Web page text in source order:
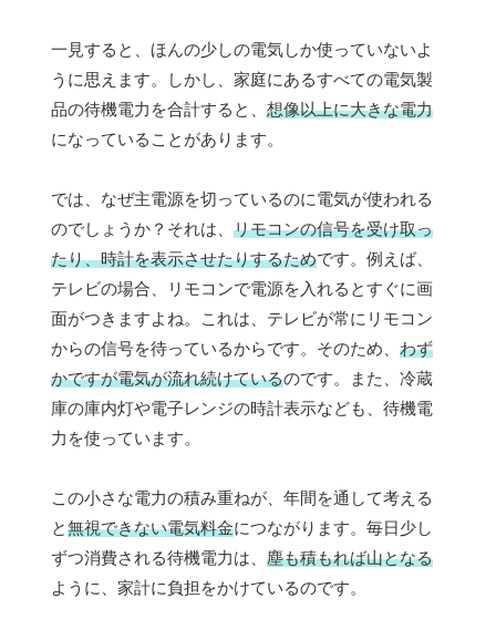
一見すると、ほんの少しの電気しか使っていないよ
うに思えます。しかし、家庭にあるすべての電気製
品の待機電力を合計すると、 想像以上に大きな電力
になっていることがあります。
では、なぜ主電源を切っているのに電気が使われる
のでしょうか？それは、 リモコンの信号を受け取っ
たり、時計を表示させたりするためです。例えば、
テレビの場合、リモコンで電源を入れるとすぐに画
面がつきますよね。これは、テレビが常にリモコン
からの信号を待っているからです。そのため、 わず
かですが電気が流れ続けているのです。また、冷蔵
庫の庫内灯や電子レンジの時計表示なども、待機電
力を使っています。
この小さな電力の積み重ねが、年間を通して考える
と無視できない電気料金につながります。毎日少し
ずつ消費される待機電力は、 塵も積もれば山となる
ように、家計に負担をかけているのです。